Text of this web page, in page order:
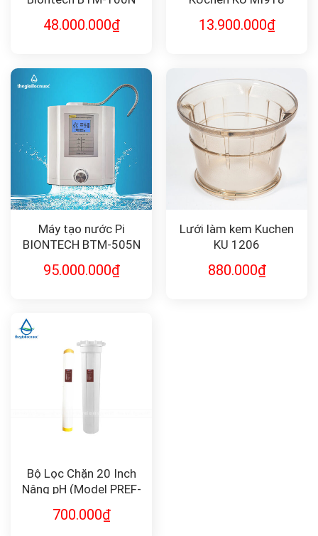
48.000.000₫ 13.900.000₫
Máy tạo nước Pi
BIONTECH BTM-505N
95.000.000₫
Lưới làm kem Kuchen
KU 1206
880.000₫
Bộ Lọc Chặn 20 Inch
Nâng pH (Model PREF-
Nước Axit
700.000₫